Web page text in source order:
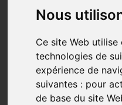
Nous
Ce site Web
technologies de
expérience de
suivantes : pour
de base du site
Oct 27, 2023